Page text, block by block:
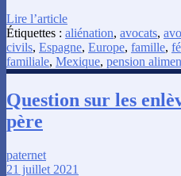
Lire l’article
Étiquettes : aliénation, avocats,
civils, Espagne, Europe, famille,
familiale, Mexique, pension
Question sur les
père
paternet
21 juillet 2021